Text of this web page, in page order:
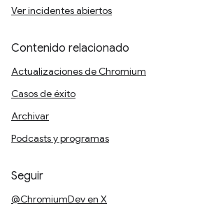
Ver incidentes abiertos
Contenido relacionado
Actualizaciones de Chromium
Casos de éxito
Archivar
Podcasts y programas
Seguir
@ChromiumDev en X